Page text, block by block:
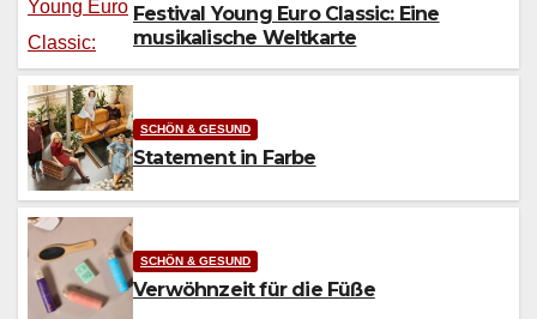
Festival Young Euro Classic: Eine
musikalische Weltkarte
SCHÖN & GESUND
Statement in Farbe
SCHÖN & GESUND
Verwöhnzeit für die Füße